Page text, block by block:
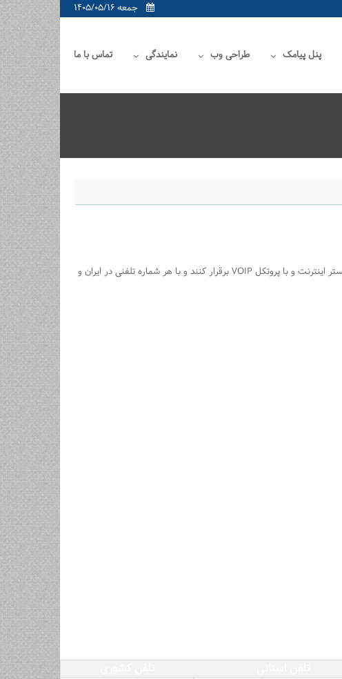
جمعه ۱۴۰۵/۰۵/۱۶
پنل پیامک طراحی وب نمایندگی تماس با ما
سرویس آسیاتل راهکار تلفن ثابت آسیاتک می باشد که برای ; کاربران این امکان را فراهم می آورد که تمامی ارتباطات تلفنی خود را بر روی بستر اینترنت و با پروتکل VOIP برقرار کنند و با هر شماره تلفنی در ایران و